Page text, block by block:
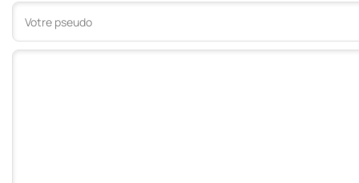
Votre commentaire